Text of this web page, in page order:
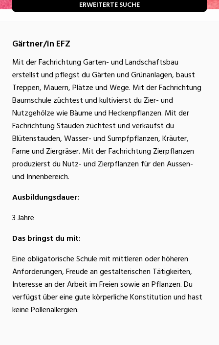
Handwerk/Technik
Kultur
Nahrung
Natur
Verkehr/Logistik
Wirtschaft/Verwaltung
ERWEITERTE SUCHE
Gärtner/in EFZ
Mit der Fachrichtung Garten- und Landschaftsbau
erstellst und pflegst du Gärten und Grünanlagen, baust
Treppen, Mauern, Plätze und Wege. Mit der Fachrichtung
Baumschule züchtest und kultivierst du Zier- und
Nutzgehölze wie Bäume und Heckenpflanzen. Mit der
Fachrichtung Stauden züchtest und verkaufst du
Blütenstauden, Wasser- und Sumpfpflanzen, Kräuter,
Farne und Ziergräser. Mit der Fachrichtung Zierpflanzen
produzierst du Nutz- und Zierpflanzen für den Aussen-
und Innenbereich.
Ausbildungsdauer:
3 Jahre
Das bringst du mit:
Eine obligatorische Schule mit mittleren oder höheren
Anforderungen, Freude an gestalterischen Tätigkeiten,
Interesse an der Arbeit im Freien sowie an Pflanzen. Du
verfügst über eine gute körperliche Konstitution und hast
keine Pollenallergien.